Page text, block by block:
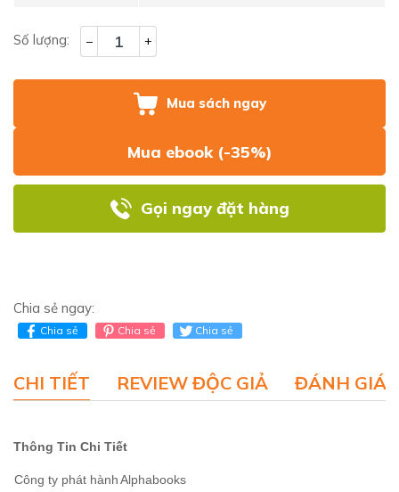
Số lượng: – +
Mua sách ngay
Mua ebook (-35%)
Gọi ngay đặt hàng
Chia sẻ ngay:
Chia sẻ Chia sẻ Chia sẻ
CHI TIẾT REVIEW ĐỘC GIẢ ĐÁNH GIÁ
Thông Tin Chi Tiết
Công ty phát hànhAlphabooks